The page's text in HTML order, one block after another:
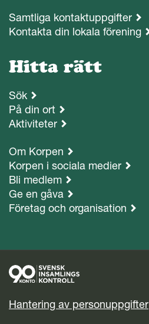
Samtliga kontaktuppgifter
Kontakta din lokala förening
Hitta rätt
Sök
På din ort
Aktiviteter
Om Korpen
Korpen i sociala medier
Bli medlem
Ge en gåva
Företag och organisation
Hantering av personuppgifter